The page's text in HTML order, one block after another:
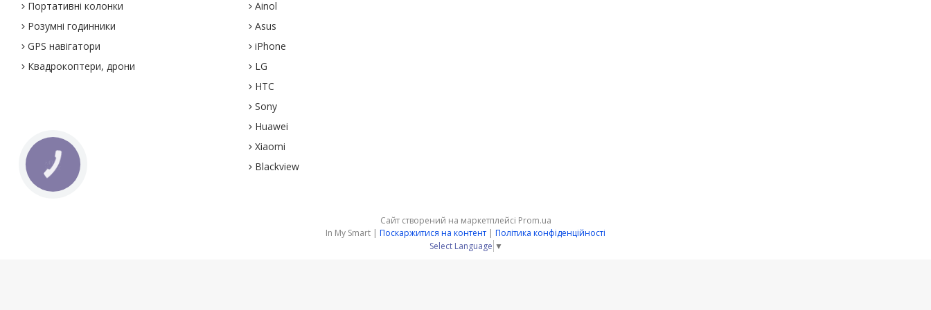
Портативні колонки
Розумні годинники
GPS навігатори
Квадрокоптери, дрони
Ainol
Asus
iPhone
LG
HTC
Sony
Huawei
Xiaomi
Blackview
Сайт створений на маркетплейсі Prom.ua
In My Smart | Поскаржитися на контент | Політика конфіденційності
Select Language ▼
КНОПКА
ЗВ'ЯЗКУ